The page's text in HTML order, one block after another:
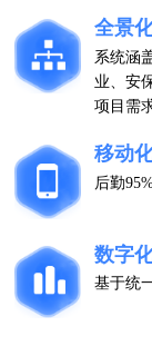
全景
系统涵
业、安
项目需
移动
后勤
数字
基于统